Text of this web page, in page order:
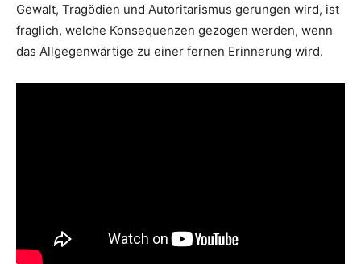
Gewalt, Tragödien und Autoritarismus gerungen wird, ist
fraglich, welche Konsequenzen gezogen werden, wenn
das Allgegenwärtige zu einer fernen Erinnerung wird.